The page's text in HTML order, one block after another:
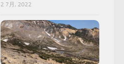
2 7月, 2022